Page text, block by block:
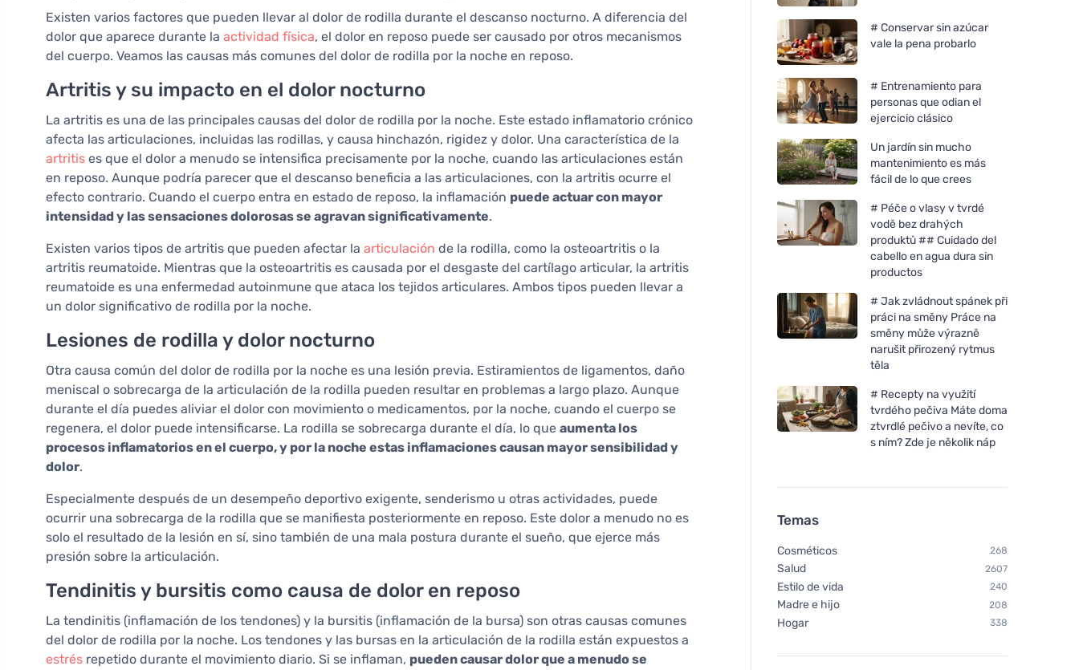
Existen varios factores que pueden llevar al dolor de rodilla durante el descanso nocturno. A diferencia del
dolor que aparece durante la actividad física, el dolor en reposo puede ser causado por otros mecanismos
del cuerpo. Veamos las causas más comunes del dolor de rodilla por la noche en reposo.
Artritis y su impacto en el dolor nocturno
La artritis es una de las principales causas del dolor de rodilla por la noche. Este estado inflamatorio crónico
afecta las articulaciones, incluidas las rodillas, y causa hinchazón, rigidez y dolor. Una característica de la
artritis es que el dolor a menudo se intensifica precisamente por la noche, cuando las articulaciones están
en reposo. Aunque podría parecer que el descanso beneficia a las articulaciones, con la artritis ocurre el
efecto contrario. Cuando el cuerpo entra en estado de reposo, la inflamación puede actuar con mayor
intensidad y las sensaciones dolorosas se agravan significativamente.
Existen varios tipos de artritis que pueden afectar la articulación de la rodilla, como la osteoartritis o la
artritis reumatoide. Mientras que la osteoartritis es causada por el desgaste del cartílago articular, la artritis
reumatoide es una enfermedad autoinmune que ataca los tejidos articulares. Ambos tipos pueden llevar a
un dolor significativo de rodilla por la noche.
Lesiones de rodilla y dolor nocturno
Otra causa común del dolor de rodilla por la noche es una lesión previa. Estiramientos de ligamentos, daño
meniscal o sobrecarga de la articulación de la rodilla pueden resultar en problemas a largo plazo. Aunque
durante el día puedes aliviar el dolor con movimiento o medicamentos, por la noche, cuando el cuerpo se
regenera, el dolor puede intensificarse. La rodilla se sobrecarga durante el día, lo que aumenta los
procesos inflamatorios en el cuerpo, y por la noche estas inflamaciones causan mayor sensibilidad y
dolor.
Especialmente después de un desempeño deportivo exigente, senderismo u otras actividades, puede
ocurrir una sobrecarga de la rodilla que se manifiesta posteriormente en reposo. Este dolor a menudo no es
solo el resultado de la lesión en sí, sino también de una mala postura durante el sueño, que ejerce más
presión sobre la articulación.
Tendinitis y bursitis como causa de dolor en reposo
La tendinitis (inflamación de los tendones) y la bursitis (inflamación de la bursa) son otras causas comunes
del dolor de rodilla por la noche. Los tendones y las bursas en la articulación de la rodilla están expuestos a
estrés repetido durante el movimiento diario. Si se inflaman, pueden causar dolor que a menudo se
# Conservar sin azúcar
vale la pena probarlo
# Entrenamiento para
personas que odian el
ejercicio clásico
Un jardín sin mucho
mantenimiento es más
fácil de lo que crees
# Péče o vlasy v tvrdé
vodě bez drahých
produktů ## Cuidado del
cabello en agua dura sin
productos
# Jak zvládnout spánek při
práci na směny Práce na
směny může výrazně
narušit přirozený rytmus
těla
# Recepty na využití
tvrdého pečiva Máte doma
ztvrdlé pečivo a nevíte, co
s ním? Zde je několik náp
Temas
Cosméticos 268
Salud 2607
Estilo de vida 240
Madre e hijo 208
Hogar 338